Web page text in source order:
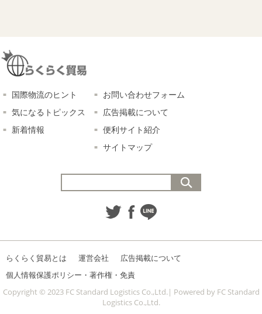
国際物流のヒント
気になるトピックス
新着情報
お問い合わせフォーム
広告掲載について
便利サイト紹介
サイトマップ
らくらく貿易とは 運営会社
広告掲載について
個人情報保護ポリシー・著作権・免責
Copyright © 2023 FC Standard Logistics Co.,Ltd.| Powered by FC Standard
Logistics Co.,Ltd.